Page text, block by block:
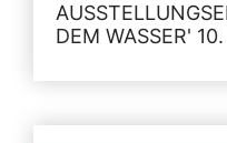
DEM WASSER'